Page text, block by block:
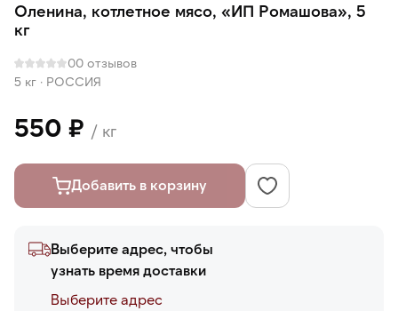
Оленина, котлетное мясо, «ИП Ромашова», 5
кг
00 отзывов
5 кг · РОССИЯ
550 ₽ / кг
Добавить в корзину
Выберите адрес, чтобы
узнать время доставки
Выберите адреc